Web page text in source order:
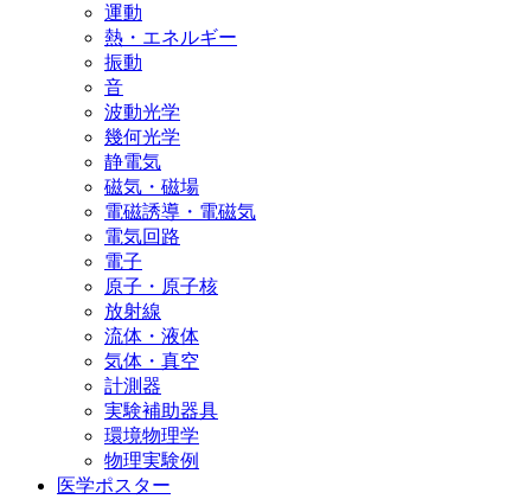
運動
熱・エネルギー
振動
音
波動光学
幾何光学
静電気
磁気・磁場
電磁誘導・電磁気
電気回路
電子
原子・原子核
放射線
流体・液体
気体・真空
計測器
実験補助器具
環境物理学
物理実験例
医学ポスター